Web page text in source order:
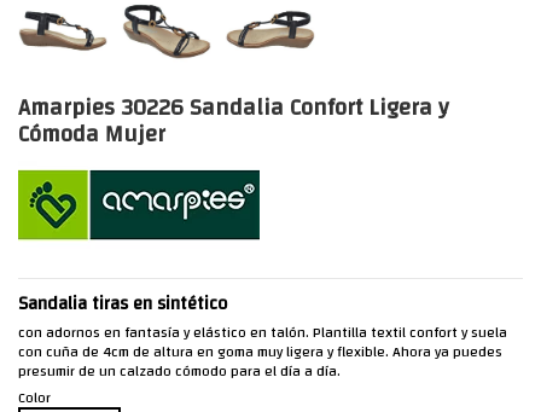
Amarpies 30226 Sandalia Confort Ligera y
Cómoda Mujer
Sandalia tiras en sintético
con adornos en fantasía y elástico en talón. Plantilla textil confort y suela
con cuña de 4cm de altura en goma muy ligera y flexible. Ahora ya puedes
presumir de un calzado cómodo para el día a día.
Color